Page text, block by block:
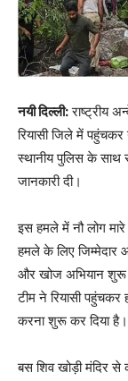
नयी दिल्ली:राष्ट्रीय
रियासी जिले में
स्थानीय पुलिस के साथ
जानकारी दी।
इस हमले में नौ लोग
हमले के लिए जिम्मेदार
और खोज अभियान शुरू
टीम ने रियासी
करना शुरू कर दिया है।
बस शिव खोड़ी मंदिर से